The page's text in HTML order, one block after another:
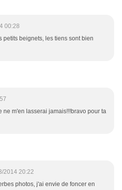
00:28
petits beignets, les tiens sont bien
ne m'en lasserai jamais!!!bravo pour ta
2014 20:22
photos, j'ai envie de foncer en